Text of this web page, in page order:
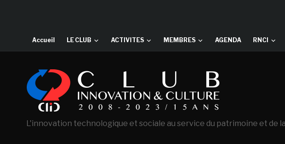
Accueil LE CLUB ACTIVITES MEMBRES AGENDA RNCI
L'innovation technologique et sociale au service du patrimoine et de